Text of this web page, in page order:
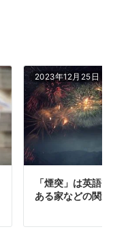
2023年12月25日
「煙突」は英語
ある家などの関